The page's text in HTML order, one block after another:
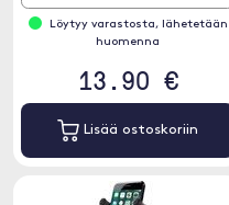
Löytyy varastosta, lähetetään
huomenna
13.90 €
Lisää ostoskoriin